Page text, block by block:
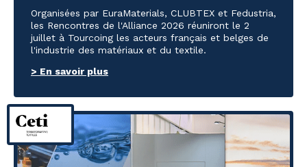
Organisées par EuraMaterials, CLUBTEX et Fedustria,
les Rencontres de l'Alliance 2026 réuniront le 2
juillet à Tourcoing les acteurs français et belges de
l'industrie des matériaux et du textile.
> En savoir plus